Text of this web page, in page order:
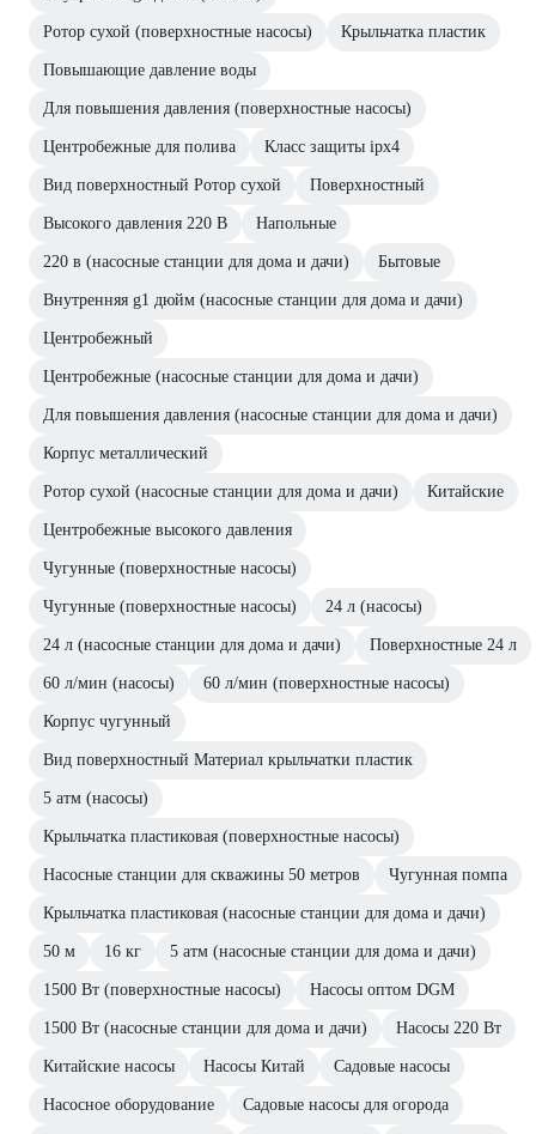
Ротор сухой (поверхностные насосы) Крыльчатка пластик
Повышающие давление воды
Для повышения давления (поверхностные насосы)
Центробежные для полива Класс защиты ipx4
Вид поверхностный Ротор сухой Поверхностный
Высокого давления 220 В Напольные
220 в (насосные станции для дома и дачи) Бытовые
Внутренняя g1 дюйм (насосные станции для дома и дачи)
Центробежный
Центробежные (насосные станции для дома и дачи)
Для повышения давления (насосные станции для дома и дачи)
Корпус металлический
Ротор сухой (насосные станции для дома и дачи) Китайские
Центробежные высокого давления
Чугунные (поверхностные насосы)
Чугунные (поверхностные насосы) 24 л (насосы)
24 л (насосные станции для дома и дачи) Поверхностные 24 л
60 л/мин (насосы) 60 л/мин (поверхностные насосы)
Корпус чугунный
Вид поверхностный Материал крыльчатки пластик
5 атм (насосы)
Крыльчатка пластиковая (поверхностные насосы)
Насосные станции для скважины 50 метров Чугунная помпа
Крыльчатка пластиковая (насосные станции для дома и дачи)
50 м 16 кг 5 атм (насосные станции для дома и дачи)
1500 Вт (поверхностные насосы) Насосы оптом DGM
1500 Вт (насосные станции для дома и дачи) Насосы 220 Вт
Китайские насосы Насосы Китай Садовые насосы
Насосное оборудование Садовые насосы для огорода